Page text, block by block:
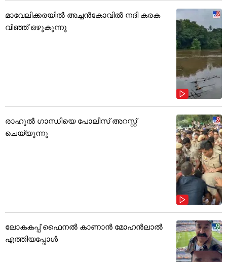
മാവേലിക്കരയിൽ അച്ചൻകോവിൽ നദി കരക
വിഞ്ഞ് ഒഴുകുന്നു
രാഹുൽ ഗാന്ധിയെ പോലീസ് അറസ്റ്റ്
ചെയ്യുന്നു
ലോകകപ്പ് ഫൈനൽ കാണാൻ മോഹൻലാൽ
എത്തിയപ്പോൾ